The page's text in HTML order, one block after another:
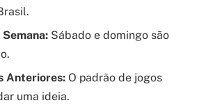
Sábado e domingo são
Anteriores: O padrão de jogos
uma ideia.